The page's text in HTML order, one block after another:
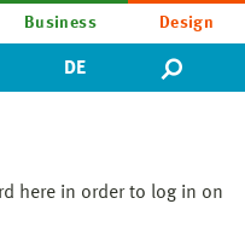
Business Design
DE
here in order to log in on